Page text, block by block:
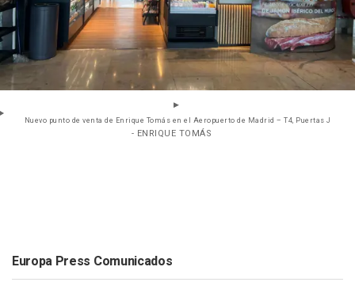
Nuevo punto de venta de Enrique Tomás en el Aeropuerto de Madrid – T4, Puertas J
- ENRIQUE TOMÁS
Europa Press Comunicados